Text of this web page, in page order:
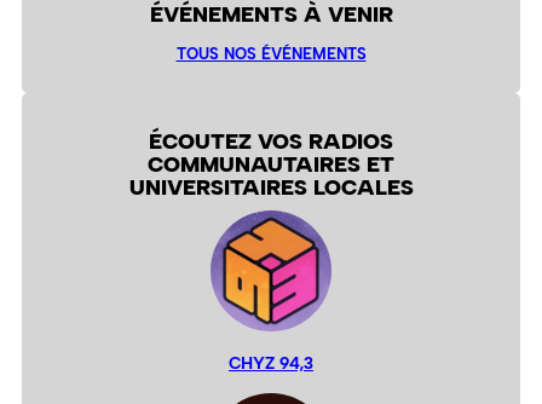
ÉVÉNEMENTS À VENIR
TOUS NOS ÉVÉNEMENTS
ÉCOUTEZ VOS RADIOS
COMMUNAUTAIRES ET
UNIVERSITAIRES LOCALES
CHYZ 94,3